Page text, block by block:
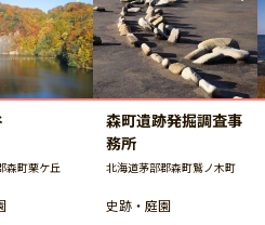
森町栗ケ丘
森町遺跡発掘調査事
務所
北海道茅部郡森町鷲ノ木町
史跡・庭園